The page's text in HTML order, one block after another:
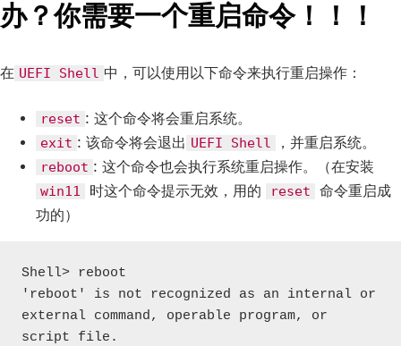
办？你需要一个重启命令！！！
在 UEFI Shell 中，可以使用以下命令来执行重启操作：
reset : 这个命令将会重启系统。
exit : 该命令将会退出 UEFI Shell ，并重启系统。
reboot : 这个命令也会执行系统重启操作。（在安装
win11 时这个命令提示无效，用的 reset
命令重启成
功的）
Shell> reboot
'reboot' is not recognized as an internal or
external command, operable program, or
script file.